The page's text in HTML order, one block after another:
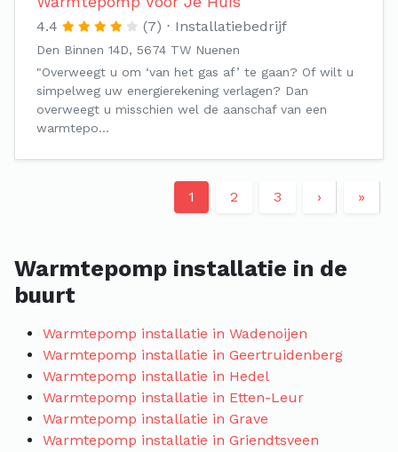
4.4 (7) Installatiebedrijf
Den Binnen 14D, 5674 TW Nuenen
"Overweegt u om ‘van het gas af’ te gaan? Of wilt u
simpelweg uw energierekening verlagen? Dan
overweegt u misschien wel de aanschaf van een
warmtepo…
1 2 3 › »
Warmtepomp installatie in de
buurt
Warmtepomp installatie in Wadenoijen
Warmtepomp installatie in Geertruidenberg
Warmtepomp installatie in Hedel
Warmtepomp installatie in Etten-Leur
Warmtepomp installatie in Grave
Warmtepomp installatie in Griendtsveen